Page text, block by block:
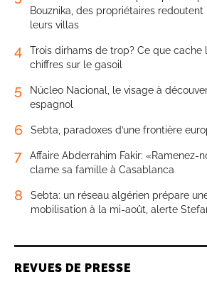
Bouznika, des propriétaires
leurs villas
4
Trois dirhams de trop? Ce que cache
chiffres sur le gasoil
5
Núcleo Nacional, le visage à
espagnol
6 Sebta, paradoxes d’une frontière
7
Affaire Abderrahim Fakir: «Ramenez-
clame sa famille à Casablanca
8
Sebta: un réseau algérien prépare
mobilisation à la mi-août, alerte
REVUES DE PRESSE